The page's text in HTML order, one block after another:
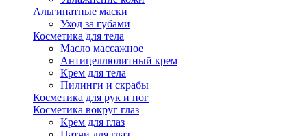
Альгинатные маски
Уход за губами
Косметика для тела
Масло массажное
Антицеллюлитный крем
Крем для тела
Пилинги и скрабы
Косметика для рук и ног
Косметика вокруг глаз
Крем для глаз